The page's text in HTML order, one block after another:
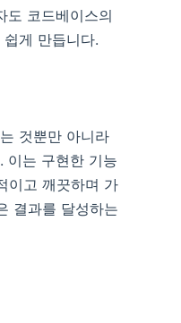
도 코드베이스의
게 만듭니다.
것뿐만 아니라
이는 구현한 기능
이고 깨끗하며 가
결과를 달성하는